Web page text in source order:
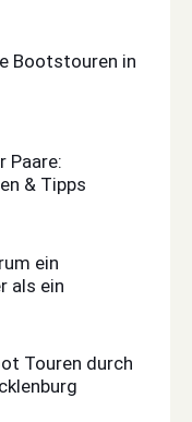
Bootstouren in
Paare:
& Tipps
ein
als ein
Touren durch